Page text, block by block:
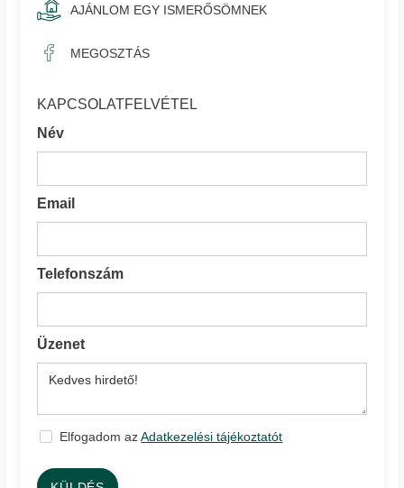
AJÁNLOM EGY ISMERŐSÖMNEK
MEGOSZTÁS
KAPCSOLATFELVÉTEL
Név
Email
Telefonszám
Üzenet
Elfogadom azAdatkezelési tájékoztatót